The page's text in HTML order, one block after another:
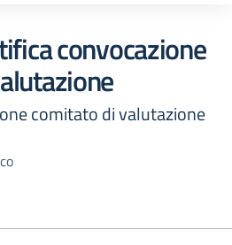
convocazione
comitato di valutazione